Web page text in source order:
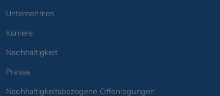
Unternehmen
Karriere
Nachhaltigkeit
Presse
Nachhaltigkeitsbezogene Offenlegungen